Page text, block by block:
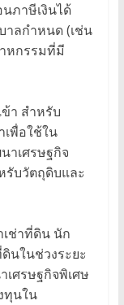
ภาษีเงินได้
าลกำหนด (เช่น
หกรรมที่มี
า สำหรับ
พื่อใช้ใน
าเศรษฐกิจ
รับวัตถุดิบและ
ช่าที่ดิน นัก
นในช่วงระยะ
ศรษฐกิจพิเศษ
ทุนใน